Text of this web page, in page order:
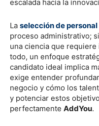
escalada hacia la
La selección de personal
proceso administrativo;
una ciencia que
todo, un enfoque
candidato ideal implica
exige entender
negocio y cómo los
y potenciar estos
perfectamente AddYou.